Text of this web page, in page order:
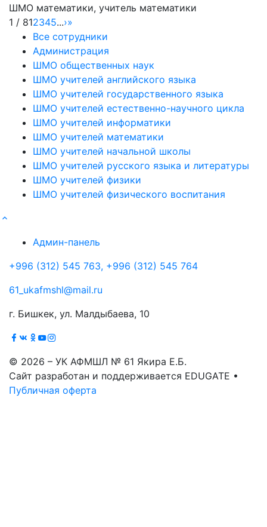
ШМО математики, учитель математики
1 / 812345...›»
Все сотрудники
Администрация
ШМО общественных наук
ШМО учителей английского языка
ШМО учителей государственного языка
ШМО учителей естественно-научного цикла
ШМО учителей информатики
ШМО учителей математики
ШМО учителей начальной школы
ШМО учителей русского языка и литературы
ШМО учителей физики
ШМО учителей физического воспитания
Админ-панель
+996 (312) 545 763, +996 (312) 545 764
61_ukafmshl@mail.ru
г. Бишкек, ул. Малдыбаева, 10
© 2026 – УК АФМШЛ № 61 Якира Е.Б.
Сайт разработан и поддерживается EDUGATE •
Публичная оферта